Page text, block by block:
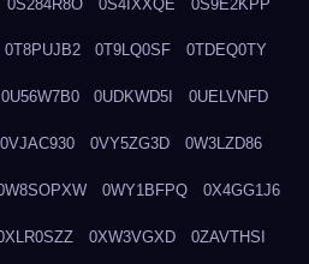
0S284R8O 0S4IXXQE 0S9E2KPP
0T8PUJB2 0T9LQ0SF 0TDEQ0TY
0U56W7B0 0UDKWD5I 0UELVNFD
0VJAC930 0VY5ZG3D 0W3LZD86
0WY1BFPQ 0X4GG1J6
0XW3VGXD 0ZAVTHSI